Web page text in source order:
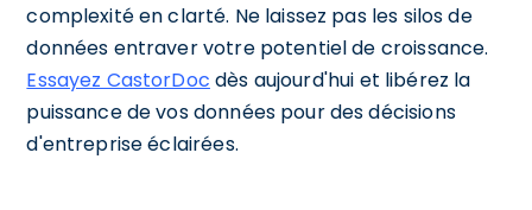
complexité en clarté. Ne laissez pas les silos de
données entraver votre potentiel de croissance.
Essayez CastorDoc dès aujourd'hui et libérez la
puissance de vos données pour des décisions
d'entreprise éclairées.